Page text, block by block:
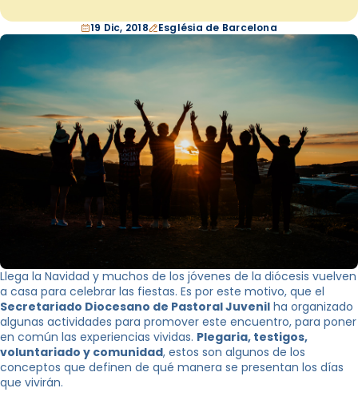
19 Dic, 2018 Església de Barcelona
Llega la Navidad y muchos de los jóvenes de la diócesis vuelven
a casa para celebrar las fiestas. Es por este motivo, que el
Secretariado Diocesano de Pastoral Juvenil ha organizado
algunas actividades para promover este encuentro, para poner
en común las experiencias vividas. Plegaria, testigos,
voluntariado y comunidad, estos son algunos de los
conceptos que definen de qué manera se presentan los días
que vivirán.